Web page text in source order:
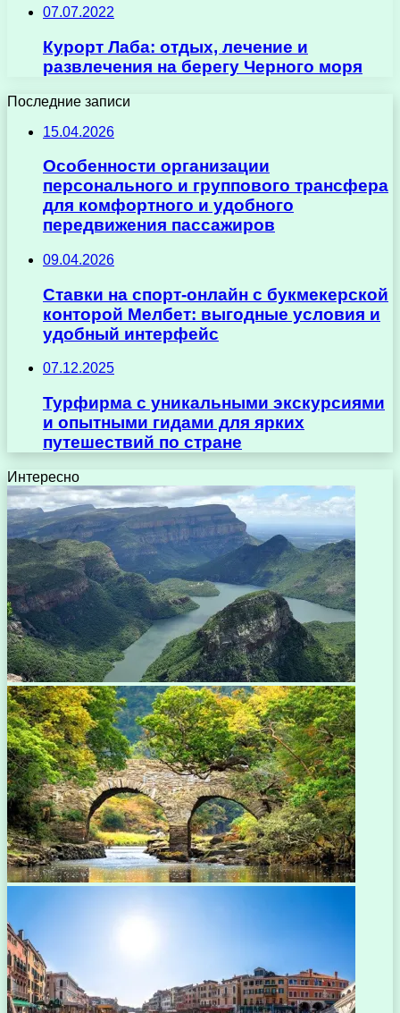
07.07.2022
Курорт Лаба: отдых, лечение и
развлечения на берегу Черного моря
Последние записи
15.04.2026
Особенности организации
персонального и группового трансфера
для комфортного и удобного
передвижения пассажиров
09.04.2026
Ставки на спорт-онлайн с букмекерской
конторой Мелбет: выгодные условия и
удобный интерфейс
07.12.2025
Турфирма с уникальными экскурсиями
и опытными гидами для ярких
путешествий по стране
Интересно